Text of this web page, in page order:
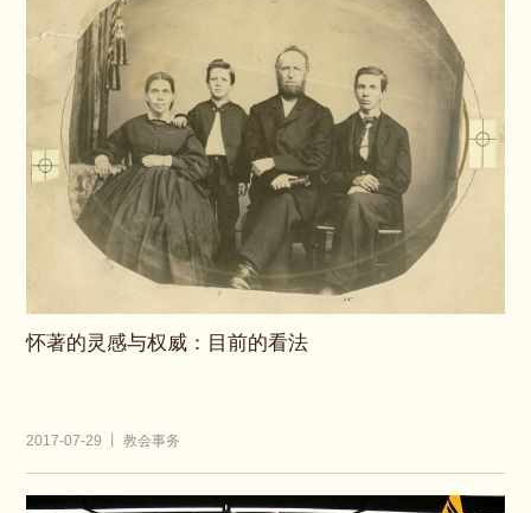
怀著的灵感与权威：目前的看法
2017-07-29 丨 教会事务